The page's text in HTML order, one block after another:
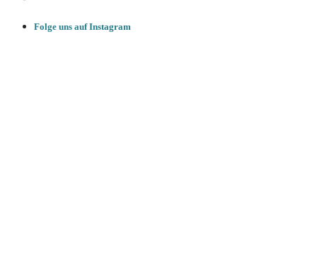
Folge uns auf Instagram